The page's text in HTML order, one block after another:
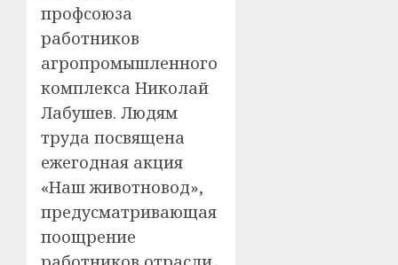
профсоюза
работников
агропромышленного
комплекса Николай
Лабушев. Людям
труда посвящена
ежегодная акция
«Наш животновод»,
предусматривающая
поощрение